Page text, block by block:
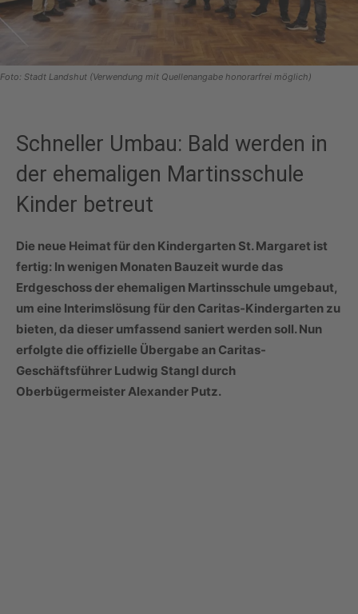
Foto: Stadt Landshut (Verwendung mit Quellenangabe honorarfrei möglich)
Schneller Umbau: Bald werden in
der ehemaligen Martinsschule
Kinder betreut
Die neue Heimat für den Kindergarten St. Margaret ist
fertig: In wenigen Monaten Bauzeit wurde das
Erdgeschoss der ehemaligen Martinsschule umgebaut,
um eine Interimslösung für den Caritas-Kindergarten zu
bieten, da dieser umfassend saniert werden soll. Nun
erfolgte die offizielle Übergabe an Caritas-
Geschäftsführer Ludwig Stangl durch
Oberbügermeister Alexander Putz.